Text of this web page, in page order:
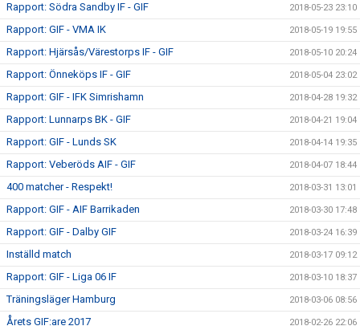
Rapport: Södra Sandby IF - GIF 2018-05-23 23:10
Rapport: GIF - VMA IK 2018-05-19 19:55
Rapport: Hjärsås/Värestorps IF - GIF 2018-05-10 20:24
Rapport: Önneköps IF - GIF 2018-05-04 23:02
Rapport: GIF - IFK Simrishamn 2018-04-28 19:32
Rapport: Lunnarps BK - GIF 2018-04-21 19:04
Rapport: GIF - Lunds SK 2018-04-14 19:35
Rapport: Veberöds AIF - GIF 2018-04-07 18:44
400 matcher - Respekt! 2018-03-31 13:01
Rapport: GIF - AIF Barrikaden 2018-03-30 17:48
Rapport: GIF - Dalby GIF 2018-03-24 16:39
Inställd match 2018-03-17 09:12
Rapport: GIF - Liga 06 IF 2018-03-10 18:37
Träningsläger Hamburg 2018-03-06 08:56
Årets GIF:are 2017 2018-02-26 22:06